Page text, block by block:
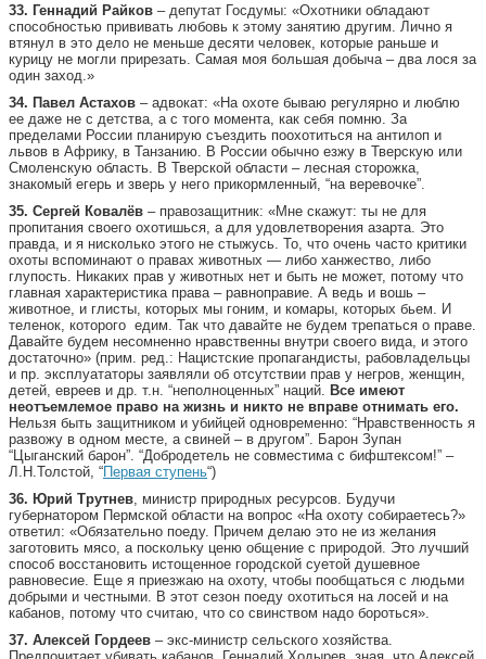
33. Геннадий Райков – депутат Госдумы: «Охотники обладают
способностью прививать любовь к этому занятию другим. Лично я
втянул в это дело не меньше десяти человек, которые раньше и
курицу не могли прирезать. Самая моя большая добыча – два лося за
один заход.»
34. Павел Астахов – адвокат: «На охоте бываю регулярно и люблю
ее даже не с детства, а с того момента, как себя помню. За
пределами России планирую съездить поохотиться на антилоп и
львов в Африку, в Танзанию. В России обычно езжу в Тверскую или
Смоленскую область. В Тверской области – лесная сторожка,
знакомый егерь и зверь у него прикормленный, “на веревочке”.
35. Сергей Ковалёв – правозащитник: «Мне скажут: ты не для
пропитания своего охотишься, а для удовлетворения азарта. Это
правда, и я нисколько этого не стыжусь. То, что очень часто критики
охоты вспоминают о правах животных — либо ханжество, либо
глупость. Никаких прав у животных нет и быть не может, потому что
главная характеристика права – равноправие. А ведь и вошь –
животное, и глисты, которых мы гоним, и комары, которых бьем. И
теленок, которого едим. Так что давайте не будем трепаться о праве.
Давайте будем несомненно нравственны внутри своего вида, и этого
достаточно» (прим. ред.: Нацистские пропагандисты, рабовладельцы
и пр. эксплуататоры заявляли об отсутствии прав у негров, женщин,
детей, евреев и др. т.н. “неполноценных” наций. Все имеют
неотъемлемое право на жизнь и никто не вправе отнимать его.
Нельзя быть защитником и убийцей одновременно: “Нравственность я
развожу в одном месте, а свиней – в другом”. Барон Зупан
“Цыганский барон”. “Добродетель не совместима с бифштексом!” –
Л.Н.Толстой, “Первая ступень“)
36. Юрий Трутнев, министр природных ресурсов. Будучи
губернатором Пермской области на вопрос «На охоту собираетесь?»
ответил: «Обязательно поеду. Причем делаю это не из желания
заготовить мясо, а поскольку ценю общение с природой. Это лучший
способ восстановить истощенное городской суетой душевное
равновесие. Еще я приезжаю на охоту, чтобы пообщаться с людьми
добрыми и честными. В этот сезон поеду охотиться на лосей и на
кабанов, потому что считаю, что со свинством надо бороться».
37. Алексей Гордеев – экс-министр сельского хозяйства.